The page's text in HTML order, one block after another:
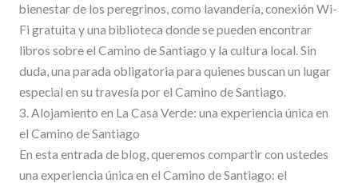
bienestar de los peregrinos, como lavandería, conexión Wi-
Fi gratuita y una biblioteca donde se pueden encontrar
libros sobre el Camino de Santiago y la cultura local. Sin
duda, una parada obligatoria para quienes buscan un lugar
especial en su travesía por el Camino de Santiago.
3. Alojamiento en La Casa Verde: una experiencia única en
el Camino de Santiago
En esta entrada de blog, queremos compartir con ustedes
una experiencia única en el Camino de Santiago: el